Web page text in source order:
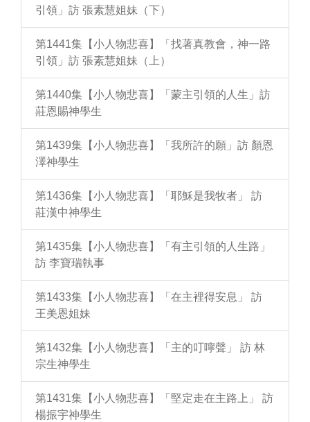
引領」訪 張素慧姐妹（下）
第1441集【小人物悲喜】「找著真教會，神一路
引領」訪 張素慧姐妹（上）
第1440集【小人物悲喜】「蒙主引領的人生」訪
莊恩賜神學生
第1439集【小人物悲喜】「我所許的願」訪 顏恩
澤神學生
第1436集【小人物悲喜】「耶穌是我牧者」 訪
莊漢中神學生
第1435集【小人物悲喜】「有主引領的人生路」
訪 李寶瑞執事
第1433集【小人物悲喜】「在主裡得安息」 訪
王美恩姐妹
第1432集【小人物悲喜】「主的叮嚀聲」 訪 林
宗生神學生
第1431集【小人物悲喜】「堅定走在主路上」 訪
楊振宇神學生